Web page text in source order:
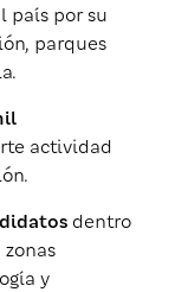
país por su
parques
actividad
dentro
y